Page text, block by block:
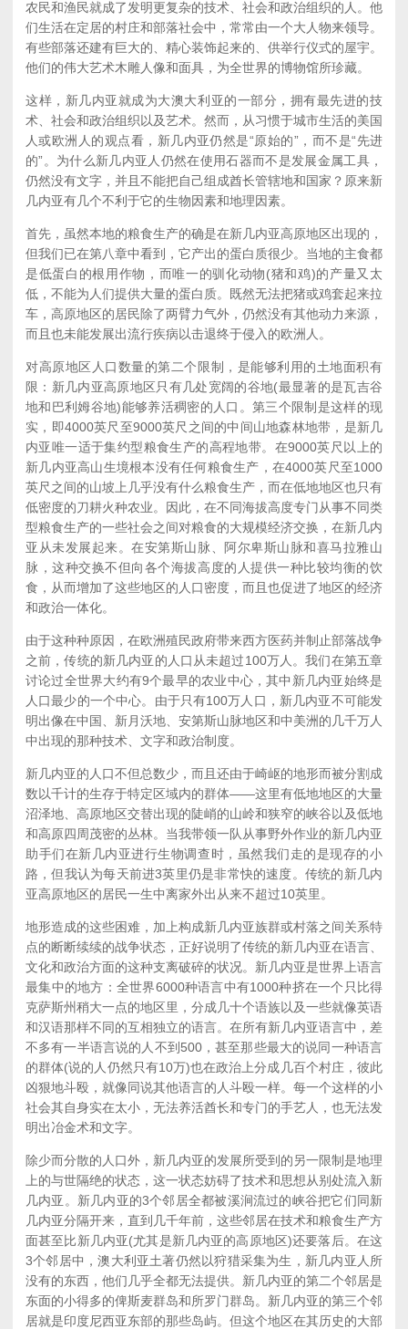
农民和渔民就成了发明更复杂的技术、社会和政治组织的人。他
们生活在定居的村庄和部落社会中，常常由一个大人物来领导。
有些部落还建有巨大的、精心装饰起来的、供举行仪式的屋宇。
他们的伟大艺术木雕人像和面具，为全世界的博物馆所珍藏。
这样，新几内亚就成为大澳大利亚的一部分，拥有最先进的技
术、社会和政治组织以及艺术。然而，从习惯于城市生活的美国
人或欧洲人的观点看，新几内亚仍然是“原始的”，而不是“先进
的”。为什么新几内亚人仍然在使用石器而不是发展金属工具，
仍然没有文字，并且不能把自己组成酋长管辖地和国家？原来新
几内亚有几个不利于它的生物因素和地理因素。
首先，虽然本地的粮食生产的确是在新几内亚高原地区出现的，
但我们已在第八章中看到，它产出的蛋白质很少。当地的主食都
是低蛋白的根用作物，而唯一的驯化动物(猪和鸡)的产量又太
低，不能为人们提供大量的蛋白质。既然无法把猪或鸡套起来拉
车，高原地区的居民除了两臂力气外，仍然没有其他动力来源，
而且也未能发展出流行疾病以击退终于侵入的欧洲人。
对高原地区人口数量的第二个限制，是能够利用的土地面积有
限：新几内亚高原地区只有几处宽阔的谷地(最显著的是瓦吉谷
地和巴利姆谷地)能够养活稠密的人口。第三个限制是这样的现
实，即4000英尺至9000英尺之间的中间山地森林地带，是新几
内亚唯一适于集约型粮食生产的高程地带。在9000英尺以上的
新几内亚高山生境根本没有任何粮食生产，在4000英尺至1000
英尺之间的山坡上几乎没有什么粮食生产，而在低地地区也只有
低密度的刀耕火种农业。因此，在不同海拔高度专门从事不同类
型粮食生产的一些社会之间对粮食的大规模经济交换，在新几内
亚从未发展起来。在安第斯山脉、阿尔卑斯山脉和喜马拉雅山
脉，这种交换不但向各个海拔高度的人提供一种比较均衡的饮
食，从而增加了这些地区的人口密度，而且也促进了地区的经济
和政治一体化。
由于这种种原因，在欧洲殖民政府带来西方医药并制止部落战争
之前，传统的新几内亚的人口从未超过100万人。我们在第五章
讨论过全世界大约有9个最早的农业中心，其中新几内亚始终是
人口最少的一个中心。由于只有100万人口，新几内亚不可能发
明出像在中国、新月沃地、安第斯山脉地区和中美洲的几千万人
中出现的那种技术、文字和政治制度。
新几内亚的人口不但总数少，而且还由于崎岖的地形而被分割成
数以千计的生存于特定区域内的群体——这里有低地地区的大量
沼泽地、高原地区交替出现的陡峭的山岭和狭窄的峡谷以及低地
和高原四周茂密的丛林。当我带领一队从事野外作业的新几内亚
助手们在新几内亚进行生物调查时，虽然我们走的是现存的小
路，但我认为每天前进3英里仍是非常快的速度。传统的新几内
亚高原地区的居民一生中离家外出从来不超过10英里。
地形造成的这些困难，加上构成新几内亚族群或村落之间关系特
点的断断续续的战争状态，正好说明了传统的新几内亚在语言、
文化和政治方面的这种支离破碎的状况。新几内亚是世界上语言
最集中的地方：全世界6000种语言中有1000种挤在一个只比得
克萨斯州稍大一点的地区里，分成几十个语族以及一些就像英语
和汉语那样不同的互相独立的语言。在所有新几内亚语言中，差
不多有一半语言说的人不到500，甚至那些最大的说同一种语言
的群体(说的人仍然只有10万)也在政治上分成几百个村庄，彼此
凶狠地斗殴，就像同说其他语言的人斗殴一样。每一个这样的小
社会其自身实在太小，无法养活酋长和专门的手艺人，也无法发
明出冶金术和文字。
除少而分散的人口外，新几内亚的发展所受到的另一限制是地理
上的与世隔绝的状态，这一状态妨碍了技术和思想从别处流入新
几内亚。新几内亚的3个邻居全都被溪涧流过的峡谷把它们同新
几内亚分隔开来，直到几千年前，这些邻居在技术和粮食生产方
面甚至比新几内亚(尤其是新几内亚的高原地区)还要落后。在这
3个邻居中，澳大利亚土著仍然以狩猎采集为生，新几内亚人所
没有的东西，他们几乎全都无法提供。新几内亚的第二个邻居是
东面的小得多的俾斯麦群岛和所罗门群岛。新几内亚的第三个邻
居就是印度尼西亚东部的那些岛屿。但这个地区在其历史的大部